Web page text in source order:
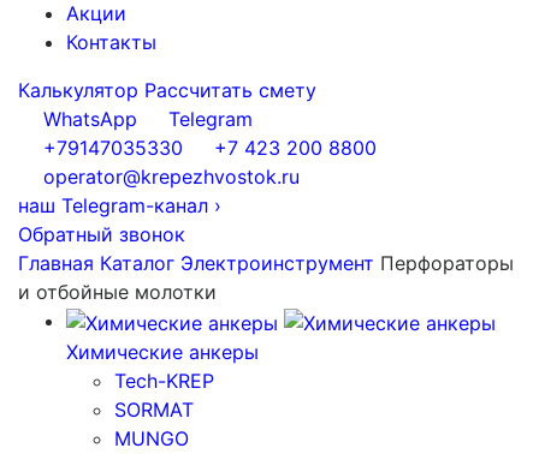
Акции
Контакты
Калькулятор Рассчитать смету
WhatsApp
Telegram
+79147035330
+7 423 200 8800
operator@krepezhvostok.ru
наш Telegram-канал ›
Обратный звонок
Главная Каталог Электроинструмент Перфораторы
и отбойные молотки
Химические анкеры
Tech-KREP
SORMAT
MUNGO